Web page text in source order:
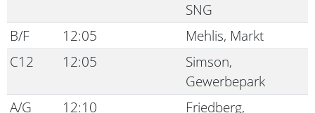
SNG
B/F
12:05
Mehlis, Markt
C12
12:05
Simson,
Gewerbepark
A/G
12:10
Friedberg,